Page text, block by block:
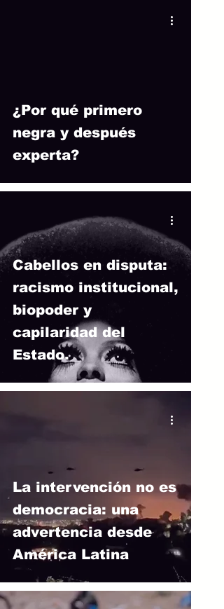
¿Por qué primero
negra y después
experta?
Cabellos en disputa:
racismo institucional,
biopoder y
capilaridad del
Estado.
La intervención no es
democracia: una
advertencia desde
América Latina